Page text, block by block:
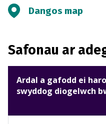
Dangos map
Safonau ar
Ardal a gafodd ei
swyddog diogelwch